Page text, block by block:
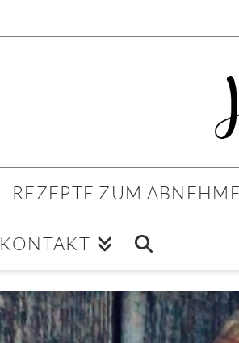
REZEPTE ZUM
KONTAKT